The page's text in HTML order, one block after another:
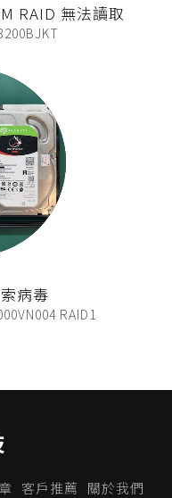
RAID 無法讀取
病毒
RAID1
客戶推薦
關於我們